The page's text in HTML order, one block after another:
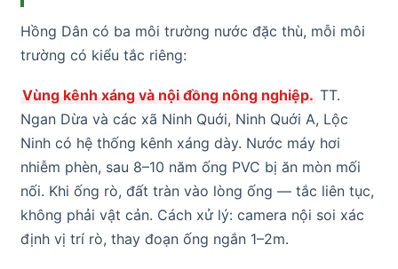
Hồng Dân có ba môi trường nước đặc thù, mỗi môi
trường có kiểu tắc riêng:
Vùng kênh xáng và nội đồng nông nghiệp. TT.
Ngan Dừa và các xã Ninh Quới, Ninh Quới A, Lộc
Ninh có hệ thống kênh xáng dày. Nước máy hơi
nhiễm phèn, sau 8–10 năm ống PVC bị ăn mòn mối
nối. Khi ống rò, đất tràn vào lòng ống — tắc liên tục,
không phải vật cản. Cách xử lý: camera nội soi xác
định vị trí rò, thay đoạn ống ngắn 1–2m.